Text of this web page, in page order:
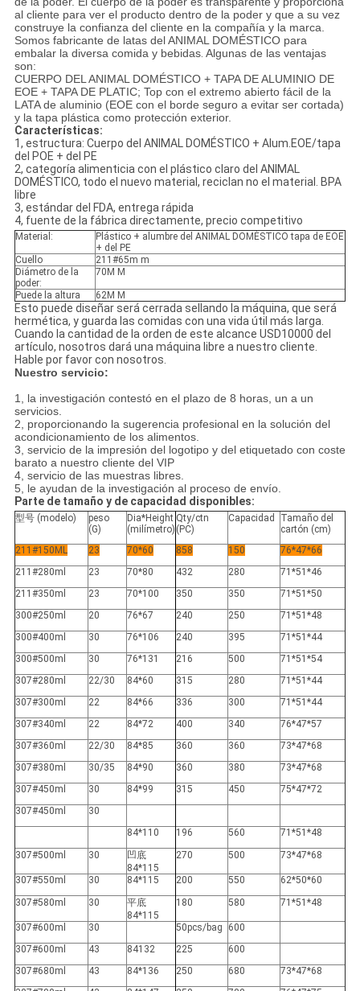
al cliente para ver el producto dentro de la poder y que a su vez
construye la confianza del cliente en la compañía y la marca.
Somos fabricante de latas del ANIMAL DOMÉSTICO para
embalar la diversa comida y bebidas. Algunas de las ventajas
son:
CUERPO DEL ANIMAL DOMÉSTICO + TAPA DE ALUMINIO DE
EOE + TAPA DE PLATIC; Top con el extremo abierto fácil de la
LATA de aluminio (EOE con el borde seguro a evitar ser cortada)
y la tapa plástica como protección exterior.
Características:
1, estructura: Cuerpo del ANIMAL DOMÉSTICO + Alum.EOE/tapa
del POE + del PE
2, categoría alimenticia con el plástico claro del ANIMAL
DOMÉSTICO, todo el nuevo material, reciclan no el material. BPA
libre
3, estándar del FDA, entrega rápida
4, fuente de la fábrica directamente, precio competitivo
Material:
Plástico + alumbre del ANIMAL DOMÉSTICO tapa de EOE
+ del PE
Cuello
211#65m m
Diámetro de la
poder:
70M M
Puede la altura 62M M
Esto puede diseñar será cerrada sellando la máquina, que será
hermética, y guarda las comidas con una vida útil más larga.
Cuando la cantidad de la orden de este alcance USD10000 del
artículo, nosotros dará una máquina libre a nuestro cliente.
Hable por favor con nosotros.
Nuestro servicio:
1, la investigación contestó en el plazo de 8 horas, un a un
servicios.
2, proporcionando la sugerencia profesional en la solución del
acondicionamiento de los alimentos.
3, servicio de la impresión del logotipo y del etiquetado con coste
barato a nuestro cliente del VIP
4, servicio de las muestras libres.
5, le ayudan de la investigación al proceso de envío.
Parte de tamaño y de capacidad disponibles:
型号 (modelo)
peso
(G)
Dia*Height
(milímetro)
Qty/ctn
(PC)
Capacidad
Tamaño del
cartón (cm)
211#150ML
23 70*60 858 150
76*47*66
211#280ml
23 70*80 432 280
71*51*46
211#350ml
23 70*100 350 350
71*51*50
300#250ml
20 76*67 240 250
71*51*48
300#400ml
30 76*106 240 395
71*51*44
300#500ml
30 76*131 216 500
71*51*54
307#280ml
22/30 84*60 315 280
71*51*44
307#300ml
22 84*66 336 300
71*51*44
307#340ml
22 84*72 400 340
76*47*57
307#360ml
22/30 84*85 360 360
73*47*68
307#380ml
30/35 84*90 360 380
73*47*68
307#450ml
30 84*99 315 450
75*47*72
307#450ml
30
84*110
196 560
71*51*48
307#500ml
30
凹底
84*115
270 500 73*47*68
307#550ml 30 84*115 200 550
62*50*60
307#580ml
30
平底
84*115
180 580 71*51*48
307#600ml 30 50pcs/bag
600
307#600ml
43 84132 225
600
307#680ml
43 84*136 250 680
73*47*68